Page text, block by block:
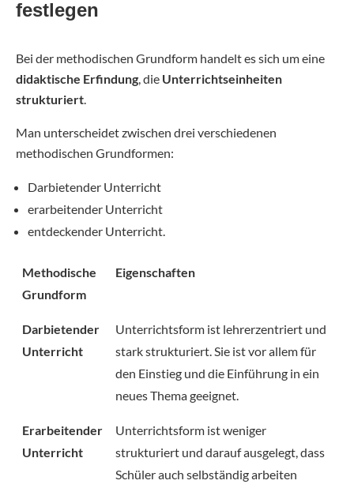
festlegen
Bei der methodischen Grundform handelt es sich um eine
didaktische Erfindung, die Unterrichtseinheiten
strukturiert.
Man unterscheidet zwischen drei verschiedenen
methodischen Grundformen:
Darbietender Unterricht
erarbeitender Unterricht
entdeckender Unterricht.
Methodische
Grundform
Eigenschaften
Darbietender
Unterricht
Unterrichtsform ist lehrerzentriert und
stark strukturiert. Sie ist vor allem für
den Einstieg und die Einführung in ein
neues Thema geeignet.
Erarbeitender
Unterricht
Unterrichtsform ist weniger
strukturiert und darauf ausgelegt, dass
Schüler auch selbständig arbeiten